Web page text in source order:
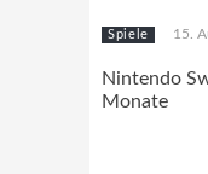
Spiele 15.
Nintendo
Monate